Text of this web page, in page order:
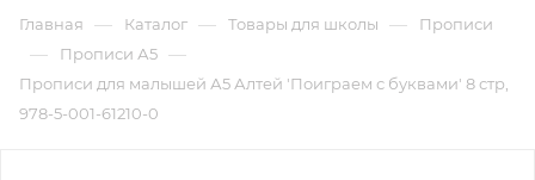
Главная — Каталог — Товары для школы — Прописи
— Прописи А5 —
Прописи для малышей А5 Алтей 'Поиграем с буквами' 8 стр,
978-5-001-61210-0